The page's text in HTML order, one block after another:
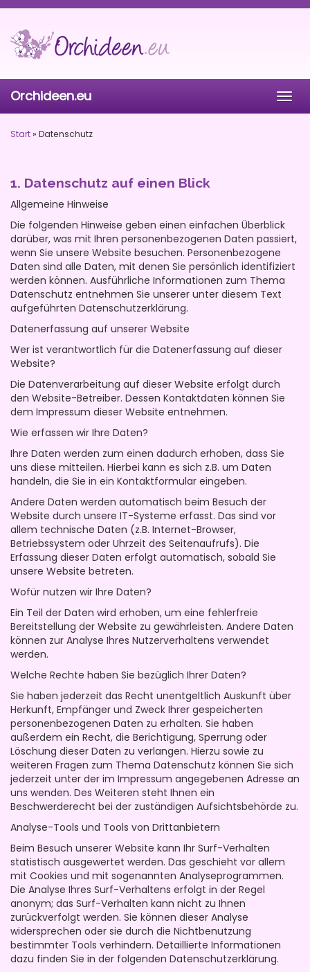
Skip
main
content
Orchideen.eu
Start» Datenschutz
1. Datenschutz auf einen Blick
Allgemeine Hinweise
Die folgenden Hinweise geben einen einfachen Überblick
darüber, was mit Ihren personenbezogenen Daten passiert,
wenn Sie unsere Website besuchen. Personenbezogene
Daten sind alle Daten, mit denen Sie persönlich identifiziert
werden können. Ausführliche Informationen zum Thema
Datenschutz entnehmen Sie unserer unter diesem Text
aufgeführten Datenschutzerklärung.
Datenerfassung auf unserer Website
Wer ist verantwortlich für die Datenerfassung auf dieser
Website?
Die Datenverarbeitung auf dieser Website erfolgt durch
den Website-Betreiber. Dessen Kontaktdaten können Sie
dem Impressum dieser Website entnehmen.
Wie erfassen wir Ihre Daten?
Ihre Daten werden zum einen dadurch erhoben, dass Sie
uns diese mitteilen. Hierbei kann es sich z.B. um Daten
handeln, die Sie in ein Kontaktformular eingeben.
Andere Daten werden automatisch beim Besuch der
Website durch unsere IT-Systeme erfasst. Das sind vor
allem technische Daten (z.B. Internet-Browser,
Betriebssystem oder Uhrzeit des Seitenaufrufs). Die
Erfassung dieser Daten erfolgt automatisch, sobald Sie
unsere Website betreten.
Wofür nutzen wir Ihre Daten?
Ein Teil der Daten wird erhoben, um eine fehlerfreie
Bereitstellung der Website zu gewährleisten. Andere Daten
können zur Analyse Ihres Nutzerverhaltens verwendet
werden.
Welche Rechte haben Sie bezüglich Ihrer Daten?
Sie haben jederzeit das Recht unentgeltlich Auskunft über
Herkunft, Empfänger und Zweck Ihrer gespeicherten
personenbezogenen Daten zu erhalten. Sie haben
außerdem ein Recht, die Berichtigung, Sperrung oder
Löschung dieser Daten zu verlangen. Hierzu sowie zu
weiteren Fragen zum Thema Datenschutz können Sie sich
jederzeit unter der im Impressum angegebenen Adresse an
uns wenden. Des Weiteren steht Ihnen ein
Beschwerderecht bei der zuständigen Aufsichtsbehörde zu.
Analyse-Tools und Tools von Drittanbietern
Beim Besuch unserer Website kann Ihr Surf-Verhalten
statistisch ausgewertet werden. Das geschieht vor allem
mit Cookies und mit sogenannten Analyseprogrammen.
Die Analyse Ihres Surf-Verhaltens erfolgt in der Regel
anonym; das Surf-Verhalten kann nicht zu Ihnen
zurückverfolgt werden. Sie können dieser Analyse
widersprechen oder sie durch die Nichtbenutzung
bestimmter Tools verhindern. Detaillierte Informationen
dazu finden Sie in der folgenden Datenschutzerklärung.